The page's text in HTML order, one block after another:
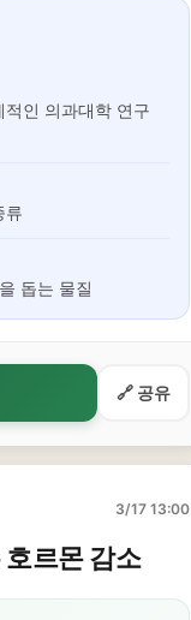
인 의과대학 연구
류
돕는 물질
🔗 공유
3/17 13:00
르몬 감소